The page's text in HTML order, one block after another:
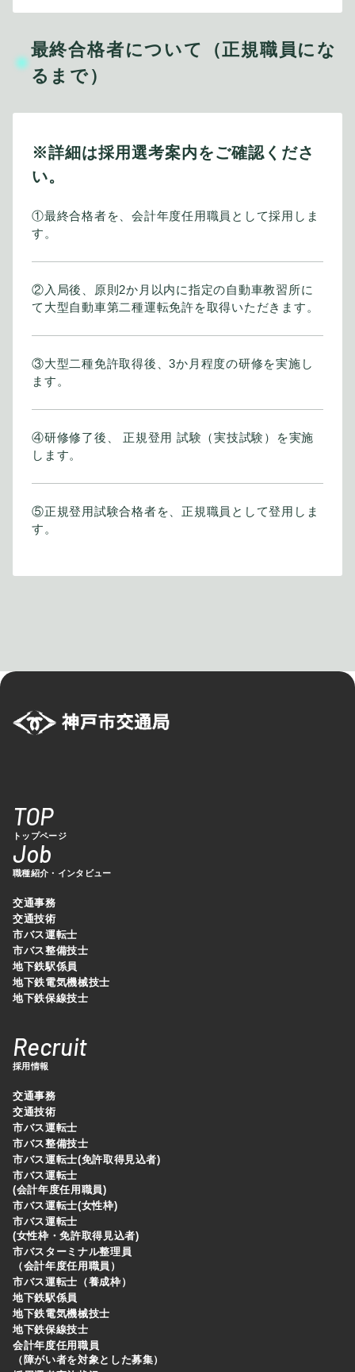
最終合格者について（正規職員にな
るまで）
※詳細は採用選考案内をご確認くださ
い。
①最終合格者を、会計年度任用職員として採用しま
す。
②入局後、原則2か月以内に指定の自動車教習所に
て大型自動車第二種運転免許を取得いただきます。
③大型二種免許取得後、3か月程度の研修を実施し
ます。
④研修修了後、 正規登用 試験（実技試験）を実施
します。
⑤正規登用試験合格者を、正規職員として登用しま
す。
TOP
トップページ
Job
職種紹介・インタビュー
交通事務
交通技術
市バス運転士
市バス整備技士
地下鉄駅係員
地下鉄電気機械技士
地下鉄保線技士
Recruit
採用情報
交通事務
交通技術
市バス運転士
市バス整備技士
市バス運転士(免許取得見込者)
市バス運転士
(会計年度任用職員)
市バス運転士(女性枠)
市バス運転士
(女性枠・免許取得見込者)
市バスターミナル整理員
（会計年度任用職員）
市バス運転士（養成枠）
地下鉄駅係員
地下鉄電気機械技士
地下鉄保線技士
会計年度任用職員
（障がい者を対象とした募集）